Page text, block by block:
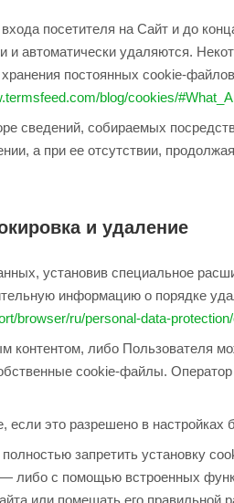
посетителя на Сайт и до
автоматически удаляются.
постоянных cookie-
blog/cookies/
сведений, собираемых
а при ее отсутствии,
и удаление
установив специальное
информацию о порядке
browser/ru/personal-data-
контентом, либо Пользователя
cookie-файлы.
это разрешено в
полностью запретить
либо с помощью встроенных
или помешать его правильной